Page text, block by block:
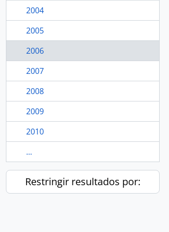
2004
2005
2006
2007
2008
2009
2010
...
Restringir resultados por: